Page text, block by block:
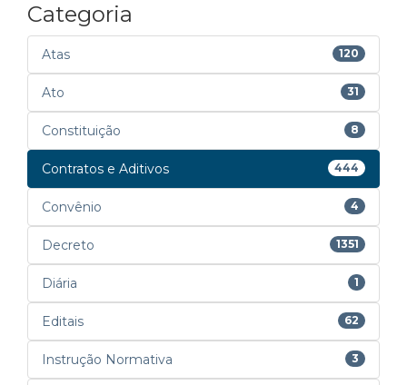
Categoria
Atas 120
Ato 31
Constituição 8
Contratos e Aditivos 444
Convênio 4
Decreto 1351
Diária 1
Editais 62
Instrução Normativa 3